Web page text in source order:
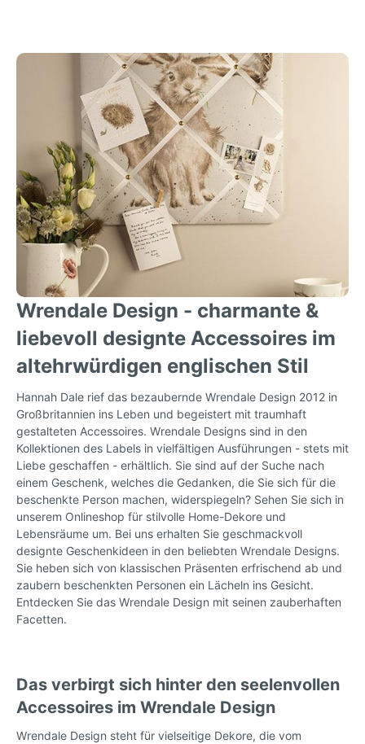
Wrendale Design - charmante &
liebevoll designte Accessoires im
altehrwürdigen englischen Stil
Hannah Dale rief das bezaubernde Wrendale Design 2012 in
Großbritannien ins Leben und begeistert mit traumhaft
gestalteten Accessoires. Wrendale Designs sind in den
Kollektionen des Labels in vielfältigen Ausführungen - stets mit
Liebe geschaffen - erhältlich. Sie sind auf der Suche nach
einem Geschenk, welches die Gedanken, die Sie sich für die
beschenkte Person machen, widerspiegeln? Sehen Sie sich in
unserem Onlineshop für stilvolle Home-Dekore und
Lebensräume um. Bei uns erhalten Sie geschmackvoll
designte Geschenkideen in den beliebten Wrendale Designs.
Sie heben sich von klassischen Präsenten erfrischend ab und
zaubern beschenkten Personen ein Lächeln ins Gesicht.
Entdecken Sie das Wrendale Design mit seinen zauberhaften
Facetten.
Das verbirgt sich hinter den seelenvollen
Accessoires im Wrendale Design
Wrendale Design steht für vielseitige Dekore, die vom